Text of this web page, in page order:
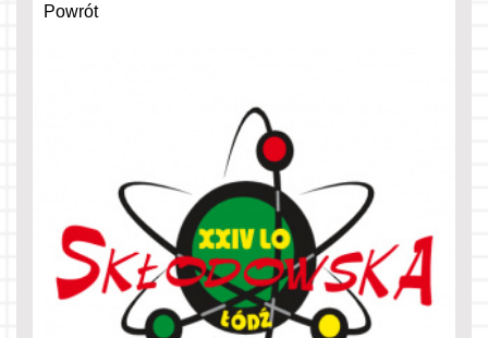
Powrót